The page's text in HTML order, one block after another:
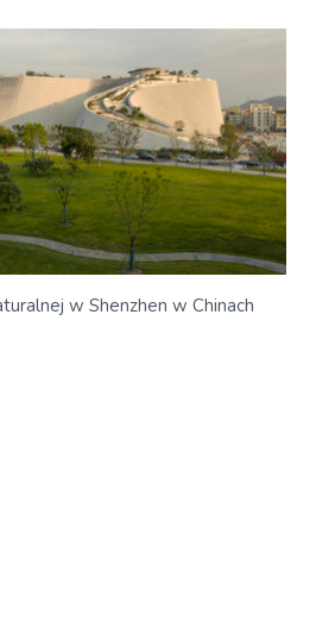
w Shenzhen w Chinach